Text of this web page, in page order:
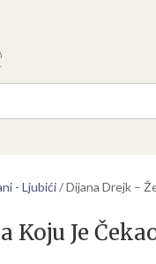
- Ljubići/Dijana Drejk –
Koju Je